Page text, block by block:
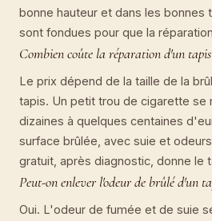
bonne hauteur et dans les bonnes
sont fondues pour que la
Combien coûte la réparation d'un
Le prix dépend de la taille de la
tapis. Un petit trou de cigarette se
dizaines à quelques centaines
surface brûlée, avec suie et
gratuit, après diagnostic, donne le
Peut-on enlever l'odeur de brûlé d'un
Oui. L'odeur de fumée et de suie